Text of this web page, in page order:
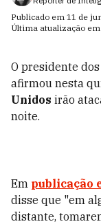
Publicado em 11 de
Última atualização em
O presidente
afirmou nesta
Unidos irão
noite.
Em publicação
disse que "em
distante,